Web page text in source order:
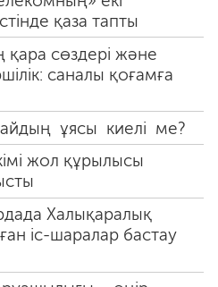
қаза тапты
сөздері және
саналы қоғамға
ұясы киелі ме?
жол құрылысы
Халықаралық
іс-шаралар бастау